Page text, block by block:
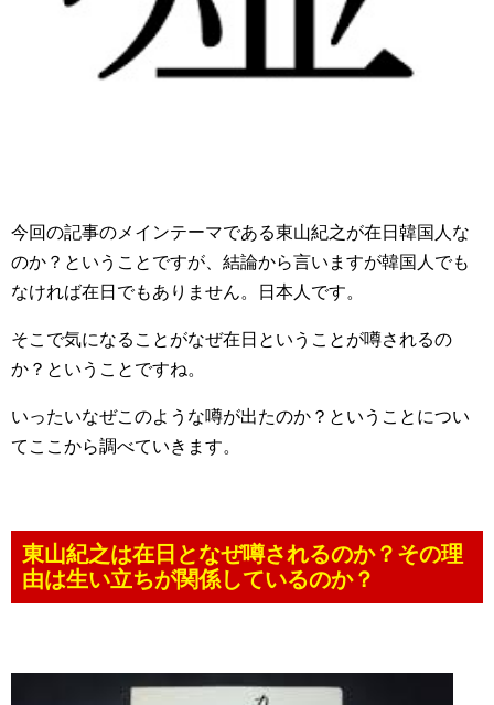
今回の記事のメインテーマである東山紀之が在日韓国人な
のか？ということですが、結論から言いますが韓国人でも
なければ在日でもありません。日本人です。
そこで気になることがなぜ在日ということが噂されるの
か？ということですね。
いったいなぜこのような噂が出たのか？ということについ
てここから調べていきます。
東山紀之は在日となぜ噂されるのか？その理
由は生い立ちが関係しているのか？